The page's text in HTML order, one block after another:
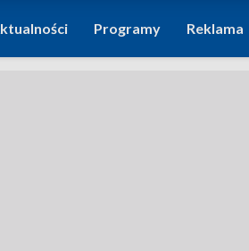
Programy Reklama